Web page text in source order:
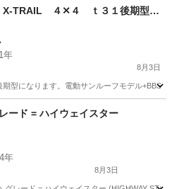
TRAIL ４✕４ ｔ３１後期型
ル+BBSスタッドレス+その他おま
ました!!
年
8月3日
になります。電動サンルーフモデル+BBS
エクストレイル 走行距離
ード = ハイウェイスター
年
8月3日